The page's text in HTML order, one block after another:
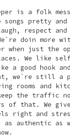
is a folk
pretty and
respect
doin more
when just the
We like
a good hook
we`re still a
rooms and
the traffic
of that. We
right and
authentic as